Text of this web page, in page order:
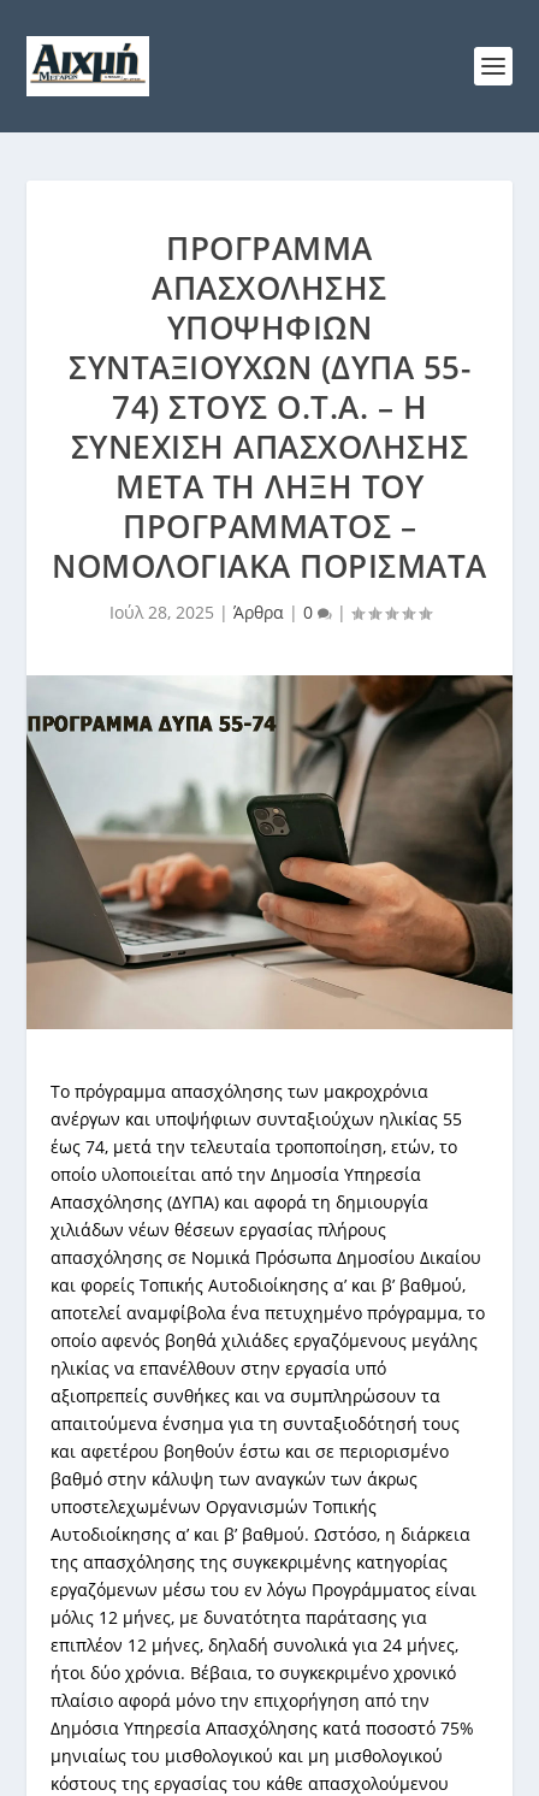
ΠΡΌΓΡΑΜΜΑ
ΑΠΑΣΧΌΛΗΣΗΣ
ΥΠΟΨΉΦΙΩΝ
ΣΥΝΤΑΞΙΟΎΧΩΝ (ΔΥΠΑ 55-
74) ΣΤΟΥΣ Ο.Τ.Α. – Η
ΣΥΝΈΧΙΣΗ ΑΠΑΣΧΌΛΗΣΗΣ
ΜΕΤΆ ΤΗ ΛΉΞΗ ΤΟΥ
ΠΡΟΓΡΆΜΜΑΤΟΣ –
ΝΟΜΟΛΟΓΙΑΚΆ ΠΟΡΊΣΜΑΤΑ
Ιούλ 28, 2025 | Άρθρα| 0 |
Το πρόγραμμα απασχόλησης των μακροχρόνια
ανέργων και υποψήφιων συνταξιούχων ηλικίας 55
έως 74, μετά την τελευταία τροποποίηση, ετών, το
οποίο υλοποιείται από την Δημοσία Υπηρεσία
Απασχόλησης (ΔΥΠΑ) και αφορά τη δημιουργία
χιλιάδων νέων θέσεων εργασίας πλήρους
απασχόλησης σε Νομικά Πρόσωπα Δημοσίου Δικαίου
και φορείς Τοπικής Αυτοδιοίκησης α’ και β’ βαθμού,
αποτελεί αναμφίβολα ένα πετυχημένο πρόγραμμα, το
οποίο αφενός βοηθά χιλιάδες εργαζόμενους μεγάλης
ηλικίας να επανέλθουν στην εργασία υπό
αξιοπρεπείς συνθήκες και να συμπληρώσουν τα
απαιτούμενα ένσημα για τη συνταξιοδότησή τους
και αφετέρου βοηθούν έστω και σε περιορισμένο
βαθμό στην κάλυψη των αναγκών των άκρως
υποστελεχωμένων Οργανισμών Τοπικής
Αυτοδιοίκησης α’ και β’ βαθμού. Ωστόσο, η διάρκεια
της απασχόλησης της συγκεκριμένης κατηγορίας
εργαζόμενων μέσω του εν λόγω Προγράμματος είναι
μόλις 12 μήνες, με δυνατότητα παράτασης για
επιπλέον 12 μήνες, δηλαδή συνολικά για 24 μήνες,
ήτοι δύο χρόνια. Βέβαια, το συγκεκριμένο χρονικό
πλαίσιο αφορά μόνο την επιχορήγηση από την
Δημόσια Υπηρεσία Απασχόλησης κατά ποσοστό 75%
μηνιαίως του μισθολογικού και μη μισθολογικού
κόστους της εργασίας του κάθε απασχολούμενου